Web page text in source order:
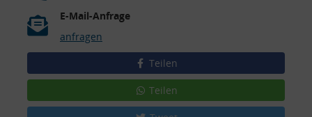
E-Mail-Anfrage
anfragen
Teilen
Teilen